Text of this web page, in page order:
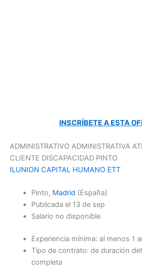
INSCRÍBETE A ESTA
ADMINISTRATIVO ADMINISTRATIVA
CLIENTE DISCAPACIDAD PINTO
ILUNION CAPITAL HUMANO ETT
Pinto, Madrid (España)
Publicada el 13 de sep
Salario no disponible
Experiencia mínima: al menos 1
Tipo de contrato: de duración
completa